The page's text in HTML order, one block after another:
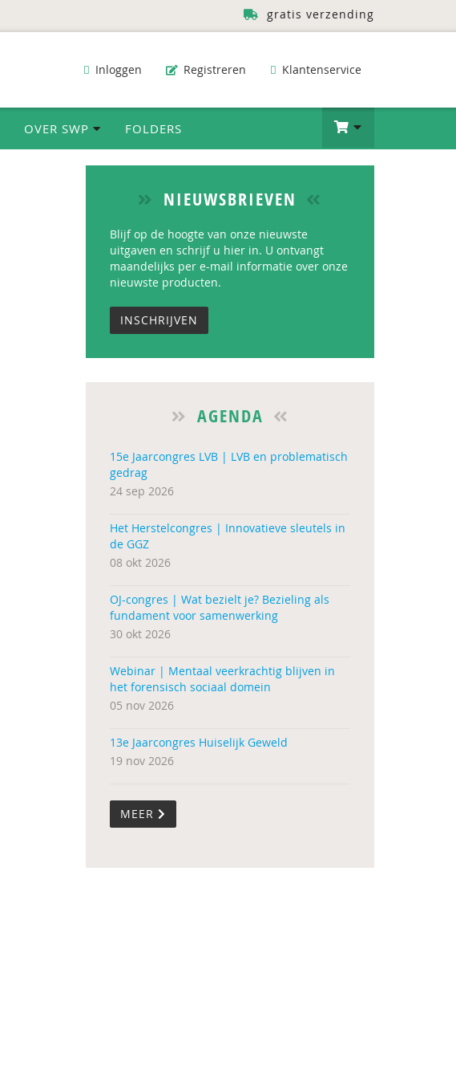
gratis verzending
Inloggen Registreren Klantenservice
OVER SWP FOLDERS
NIEUWSBRIEVEN
Blijf op de hoogte van onze nieuwste
uitgaven en schrijf u hier in. U ontvangt
maandelijks per e-mail informatie over onze
nieuwste producten.
INSCHRIJVEN
AGENDA
15e Jaarcongres LVB | LVB en problematisch
gedrag
24 sep 2026
Het Herstelcongres | Innovatieve sleutels in
de GGZ
08 okt 2026
OJ-congres | Wat bezielt je? Bezieling als
fundament voor samenwerking
30 okt 2026
Webinar | Mentaal veerkrachtig blijven in
het forensisch sociaal domein
05 nov 2026
13e Jaarcongres Huiselijk Geweld
19 nov 2026
MEER